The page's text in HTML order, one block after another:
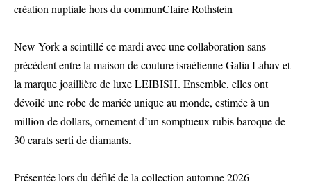
création nuptiale hors du communClaire Rothstein
New York a scintillé ce mardi avec une collaboration sans
précédent entre la maison de couture israélienne Galia Lahav et
la marque joaillière de luxe LEIBISH. Ensemble, elles ont
dévoilé une robe de mariée unique au monde, estimée à un
million de dollars, ornement d’un somptueux rubis baroque de
30 carats serti de diamants.
Présentée lors du défilé de la collection automne 2026